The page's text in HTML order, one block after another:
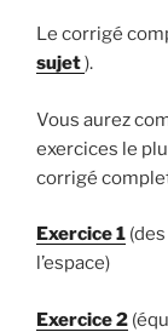
Le corrigé
sujet).
Vous aurez
exercices le
corrigé
Exercice 1
l’espace)
Exercice 2